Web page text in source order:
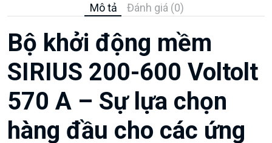
Mô tả Đánh giá (0)
Bộ khởi động mềm
SIRIUS 200-600 Voltolt
570 A – Sự lựa chọn
hàng đầu cho các ứng